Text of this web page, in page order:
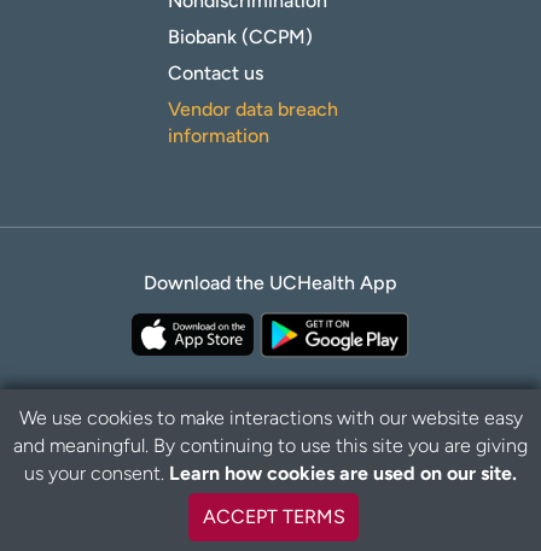
Biobank (CCPM)
Contact us
Vendor data breach
information
Download the UCHealth App
Privacy Policy Disclaimer
We use cookies to make interactions with our website easy
and meaningful. By continuing to use this site you are giving
us your consent. Learn how cookies are used on our site.
ACCEPT TERMS